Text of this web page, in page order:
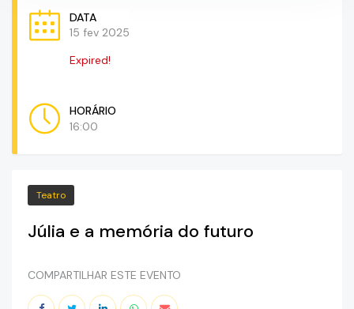
DATA
15 fev 2025
Expired!
HORÁRIO
16:00
Teatro
Júlia e a memória do futuro
COMPARTILHAR ESTE EVENTO